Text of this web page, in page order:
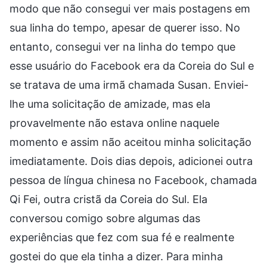
modo que não consegui ver mais postagens em
sua linha do tempo, apesar de querer isso. No
entanto, consegui ver na linha do tempo que
esse usuário do Facebook era da Coreia do Sul e
se tratava de uma irmã chamada Susan. Enviei-
lhe uma solicitação de amizade, mas ela
provavelmente não estava online naquele
momento e assim não aceitou minha solicitação
imediatamente. Dois dias depois, adicionei outra
pessoa de língua chinesa no Facebook, chamada
Qi Fei, outra cristã da Coreia do Sul. Ela
conversou comigo sobre algumas das
experiências que fez com sua fé e realmente
gostei do que ela tinha a dizer. Para minha